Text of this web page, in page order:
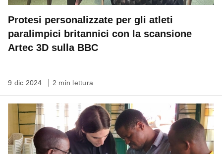
Protesi personalizzate per gli atleti
paralimpici britannici con la scansione
Artec 3D sulla BBC
9 dic 2024 2 min lettura